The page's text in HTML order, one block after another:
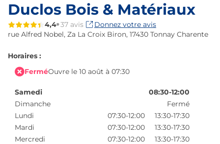
Duclos Bois & Matériaux
4,4 37 avis
Donnez votre avis
rue Alfred Nobel, Za La Croix Biron, 17430 Tonnay Charente
Horaires :
FerméOuvre le 10 août à 07:30
Samedi
08:30-12:00
Dimanche
Fermé
Lundi
07:30-12:00
13:30-17:30
Mardi
07:30-12:00
13:30-17:30
Mercredi
07:30-12:00
13:30-17:30